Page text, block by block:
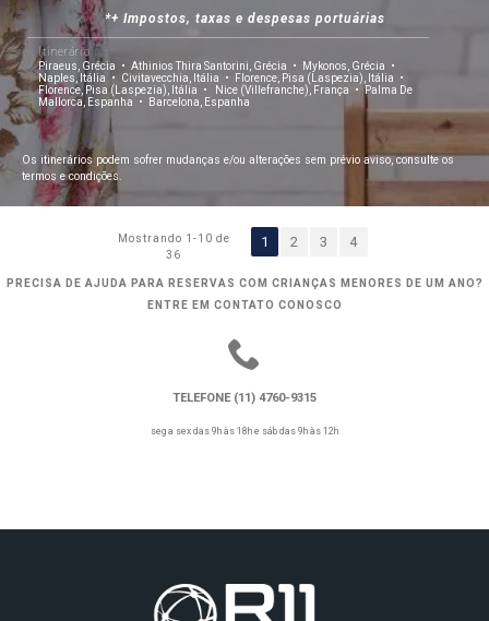
*+ Impostos, taxas e despesas portuárias
Itinerário
Piraeus, Grécia
Athinios Thira Santorini, Grécia
Mykonos, Grécia
Naples, Itália
Civitavecchia, Itália
Florence, Pisa (Laspezia), Itália
Florence, Pisa (Laspezia), Itália
Nice (Villefranche), França
Palma De
Mallorca, Espanha
Barcelona, Espanha
Os itinerários podem sofrer mudanças e/ou alterações sem prévio aviso, consulte os
termos e condições.
Mostrando 1-10 de
36
1 2 3 4
PRECISA DE AJUDA PARA RESERVAS COM CRIANÇAS MENORES DE UM ANO?
ENTRE EM CONTATO CONOSCO
TELEFONE (11) 4760-9315
seg a sex das 9h às 18h e sáb das 9h às 12h